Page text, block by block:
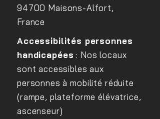
94700 Maisons-Alfort,
France
Accessibilités personnes
handicapées : Nos locaux
sont accessibles aux
personnes à mobilité réduite
(rampe, plateforme élévatrice,
ascenseur)